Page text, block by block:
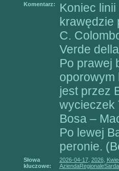
Komentarz:
Koniec
krawędzie
C.
Verde
Po prawej
oporowym
jest przez
wycieczek
Bosa –
Po lewej
peronie.
Słowa
kluczowe:
2026-04-17, 2026,